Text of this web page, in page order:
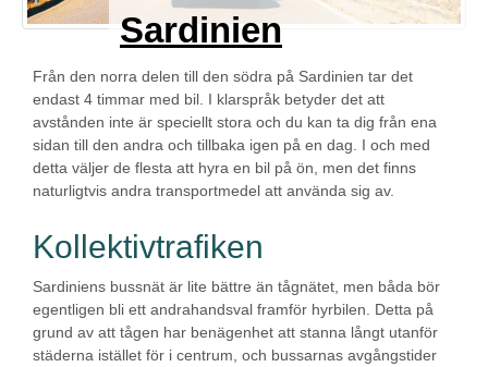
Sardinien
Från den norra delen till den södra på Sardinien tar det
endast 4 timmar med bil. I klarspråk betyder det att
avstånden inte är speciellt stora och du kan ta dig från ena
sidan till den andra och tillbaka igen på en dag. I och med
detta väljer de flesta att hyra en bil på ön, men det finns
naturligtvis andra transportmedel att använda sig av.
Kollektivtrafiken
Sardiniens bussnät är lite bättre än tågnätet, men båda bör
egentligen bli ett andrahandsval framför hyrbilen. Detta på
grund av att tågen har benägenhet att stanna långt utanför
städerna istället för i centrum, och bussarnas avgångstider